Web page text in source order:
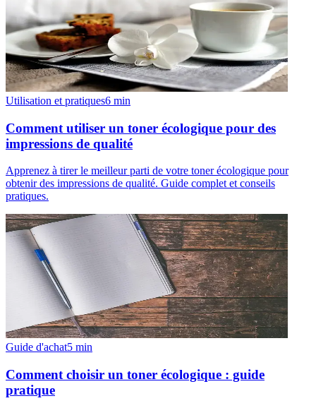
Utilisation et pratiques6 min
Comment utiliser un toner écologique pour des
impressions de qualité
Apprenez à tirer le meilleur parti de votre toner écologique pour
obtenir des impressions de qualité. Guide complet et conseils
pratiques.
Guide d'achat5 min
Comment choisir un toner écologique : guide
pratique